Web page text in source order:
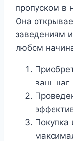
пропуском в
Она
заведениям
любом
ваш шаг
Покупка